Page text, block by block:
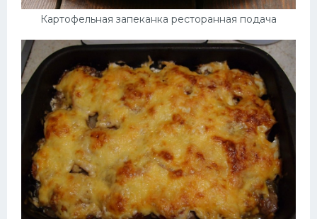
Картофельная запеканка ресторанная подача